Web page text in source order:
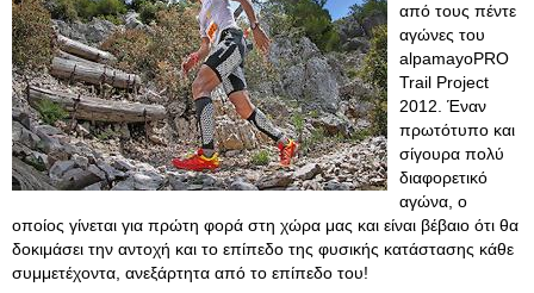
από τους πέντε
αγώνες του
alpamayoPRO
Trail Project
2012. Έναν
πρωτότυπο και
σίγουρα πολύ
διαφορετικό
αγώνα, ο
οποίος γίνεται για πρώτη φορά στη χώρα μας και είναι βέβαιο ότι θα
δοκιμάσει την αντοχή και το επίπεδο της φυσικής κατάστασης κάθε
συμμετέχοντα, ανεξάρτητα από το επίπεδο του!